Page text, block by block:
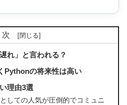
れ」と言われる？
Pythonの将来性は高い
理由3選
しての人気が圧倒的でコミュニ